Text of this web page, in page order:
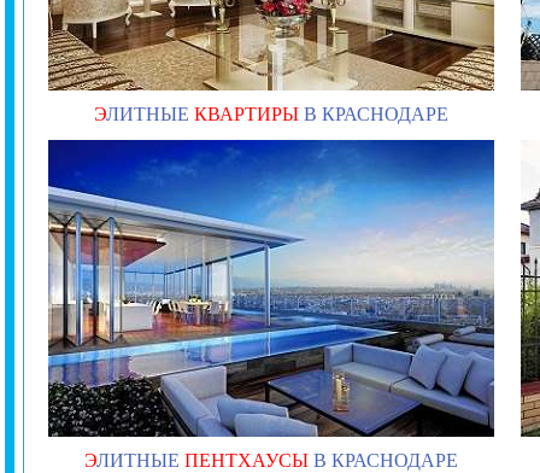
ЭЛИТНЫЕ КВАРТИРЫВ КРАСНОДАРЕ
ЭЛИТНЫЕ ПЕНТХАУСЫВ КРАСНОДАРЕ